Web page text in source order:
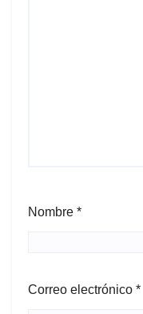
Nombre *
Correo electrónico *